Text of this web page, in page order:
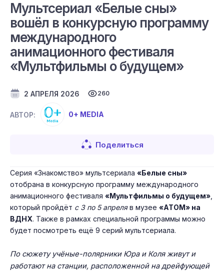
Мультсериал «Белые сны»
вошёл в конкурсную программу
международного
анимационного фестиваля
«Мультфильмы о будущем»
2 АПРЕЛЯ 2026 260
АВТОР: 0+ MEDIA
Поделиться
Серия «Знакомство» мультсериала «Белые сны»
отобрана в конкурсную программу международного
анимационного фестиваля «Мультфильмы о будущем»
который пройдёт с 3 по 5 апреляв музее «АТОМ» на
ВДНХ. Также в рамках специальной программы можно
будет посмотреть ещё 9 серий мультсериала.
По сюжету учёные-полярники Юра и Коля живут и
работают на станции, расположенной на дрейфующей